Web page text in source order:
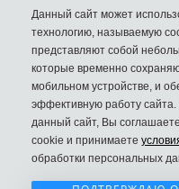
Обмен и возврат
Размеры
FAQ
Новости
Политика
Данный сайт может
технологию, называемую
представляют собой
которые временно
мобильном устройстве, и
эффективную работу
данный сайт, Вы
cookie и принимаете
обработки персональных